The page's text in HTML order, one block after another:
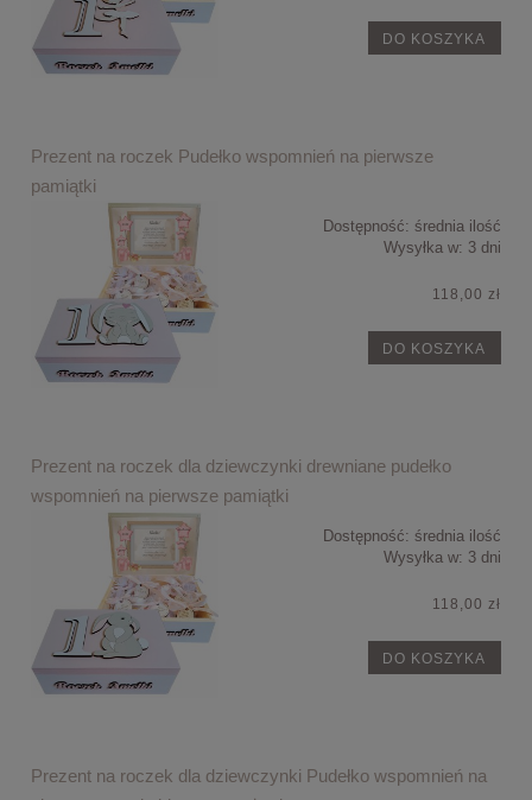
DO KOSZYKA
Prezent na roczek Pudełko wspomnień na pierwsze
pamiątki
Dostępność: średnia ilość
Wysyłka w: 3 dni
118,00 zł
DO KOSZYKA
Prezent na roczek dla dziewczynki drewniane pudełko
wspomnień na pierwsze pamiątki
Dostępność: średnia ilość
Wysyłka w: 3 dni
118,00 zł
DO KOSZYKA
Prezent na roczek dla dziewczynki Pudełko wspomnień na